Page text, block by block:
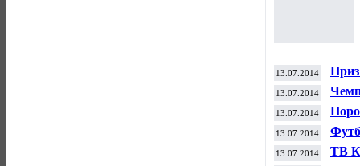
13.07.2014
13.07.2014
13.07.2014
13.07.2014
13.07.2014
ТВ